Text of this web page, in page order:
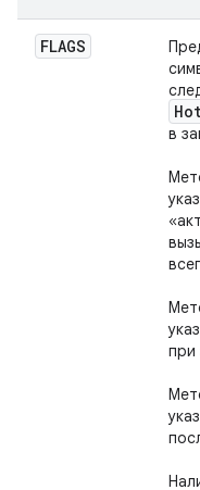
FLAGS
в
при